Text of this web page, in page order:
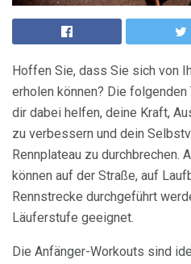
Hoffen Sie, dass Sie sich von
erholen können? Die
dir dabei helfen, deine Kraft,
zu verbessern und dein
Rennplateau zu durchbrechen.
können auf der Straße, auf
Rennstrecke durchgeführt
Läuferstufe geeignet.
Die Anfänger-Workouts sind